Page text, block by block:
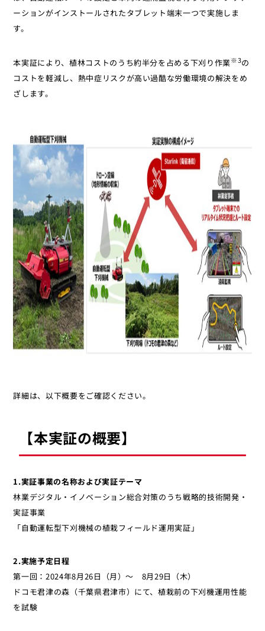
ーションがインストールされたタブレット端末一つで実施しま
す。
本実証により、植林コストのうち約半分を占める下刈り作業※3の
コストを軽減し、熱中症リスクが高い過酷な労働環境の解決をめ
ざします。
詳細は、以下概要をご確認ください。
【本実証の概要】
1.実証事業の名称および実証テーマ
林業デジタル・イノベーション総合対策のうち戦略的技術開発・
実証事業
「自動運転型下刈機械の植栽フィールド運用実証」
2.実施予定日程
第一回：2024年8月26日（月）～ 8月29日（木）
ドコモ君津の森（千葉県君津市）にて、植栽前の下刈機運用性能
を試験